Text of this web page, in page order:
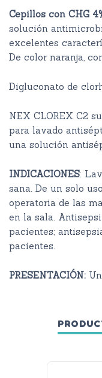
Cepillos con CHG
solución
excelentes
De color naranja,
Digluconato de
NEX CLOREX C2
para lavado
una solución
INDICACIONES:
sana. De un solo
operatoria de las
en la sala.
pacientes;
pacientes.
PRESENTACIÓN: